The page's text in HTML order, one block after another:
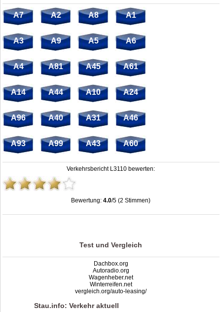
A7 A2 A8 A1
A3 A9 A5 A6
A4 A81 A45 A61
A14 A44 A10 A24
A96 A40 A31 A46
A93 A99 A43 A60
Verkehrsbericht L3110 bewerten:
Bewertung:4.0/5 (2 Stimmen)
Stau L3110: Unfälle, Sperrung & Baustellen | Staumelder L3110 ,4.0out of5
Test und Vergleich
Dachbox.org
Autoradio.org
Wagenheber.net
Winterreifen.net
vergleich.org/auto-leasing/
Stau.info: Verkehr aktuell